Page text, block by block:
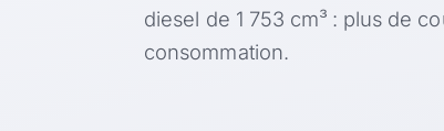
diesel de 1 753 cm³ : plus de
consommation.